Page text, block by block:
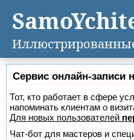
Сервис онлайн-записи
Тот, кто работает в сфере
напоминать клиентам о
Для новых пользователей
Чат-бот для мастеров и